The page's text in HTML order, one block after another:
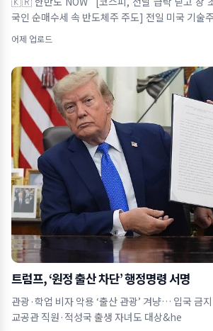
국인 순매수세 속 반도체주 주도] 전일 미국 기술
어제 업로드
트럼프, ‘원정 출산 차단’ 행정명령 서명
관광·학업 비자 악용 ‘출산 관광’ 겨냥… 입국 금
교공관 직원·적성국 출생 자녀도 대상&he